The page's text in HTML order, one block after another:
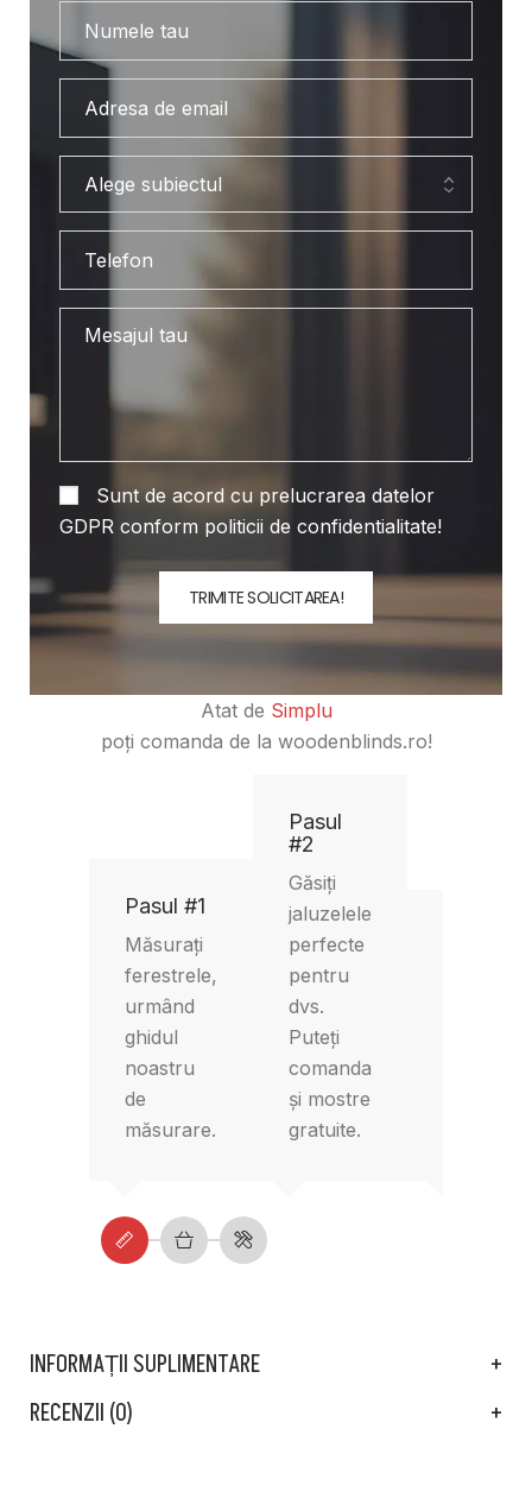
Sunt de acord cu prelucrarea datelor
GDPR conform politicii de confidentialitate!
Atat de Simplu
poți comanda de la woodenblinds.ro!
Pasul #1
Măsurați
ferestrele,
urmând
ghidul
noastru
de
măsurare.
Pasul
#2
Găsiți
jaluzelele
perfecte
pentru
dvs.
Puteți
comanda
și mostre
gratuite.
INFORMAȚII SUPLIMENTARE
RECENZII (0)